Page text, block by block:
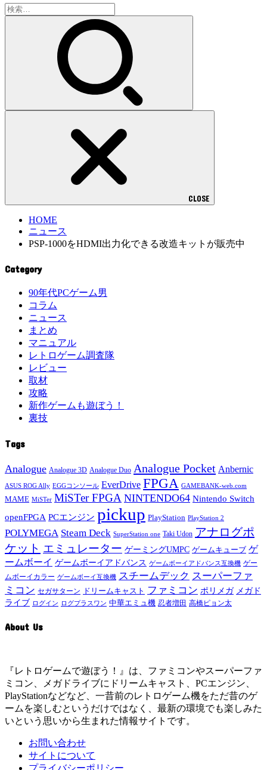
検
索:
CLOSE
HOME
ニュース
PSP-1000をHDMI出力化できる改造キットが販売中
Category
90年代PCゲーム男
コラム
ニュース
まとめ
マニュアル
レトロゲーム調査隊
レビュー
取材
攻略
新作ゲームも遊ぼう！
裏技
Tags
Analogue Analogue 3D Analogue Duo Analogue Pocket Anbernic
ASUS ROG Ally EGGコンソール EverDrive FPGA GAMEBANK-web.com
MAME MiSTer MiSTer FPGA NINTENDO64 Nintendo Switch
openFPGA PCエンジン pickup PlayStation PlayStation 2
POLYMEGA Steam Deck SuperStation one Taki Udon アナログポ
ケット エミュレーター ゲーミングUMPC ゲームキューブ ゲ
ームボーイ ゲームボーイアドバンス ゲームボーイアドバンス互換機 ゲー
ムボーイカラー ゲームボーイ互換機 スチームデック スーパーファ
ミコン セガサターン ドリームキャスト ファミコン ポリメガ メガド
ライブ ログイン ログプラスワン 中華エミュ機 忍者増田 高橋ピョン太
About Us
『レトロゲームで遊ぼう！』は、ファミコンやスーパーファ
ミコン、メガドライブにドリームキャスト、PCエンジン、
PlayStationなどなど、一昔前のレトロゲーム機をただ昔のゲ
ームを楽しむというだけではなく、最新の環境でも楽しみた
いという思いから生まれた情報サイトです。
お問い合わせ
サイトについて